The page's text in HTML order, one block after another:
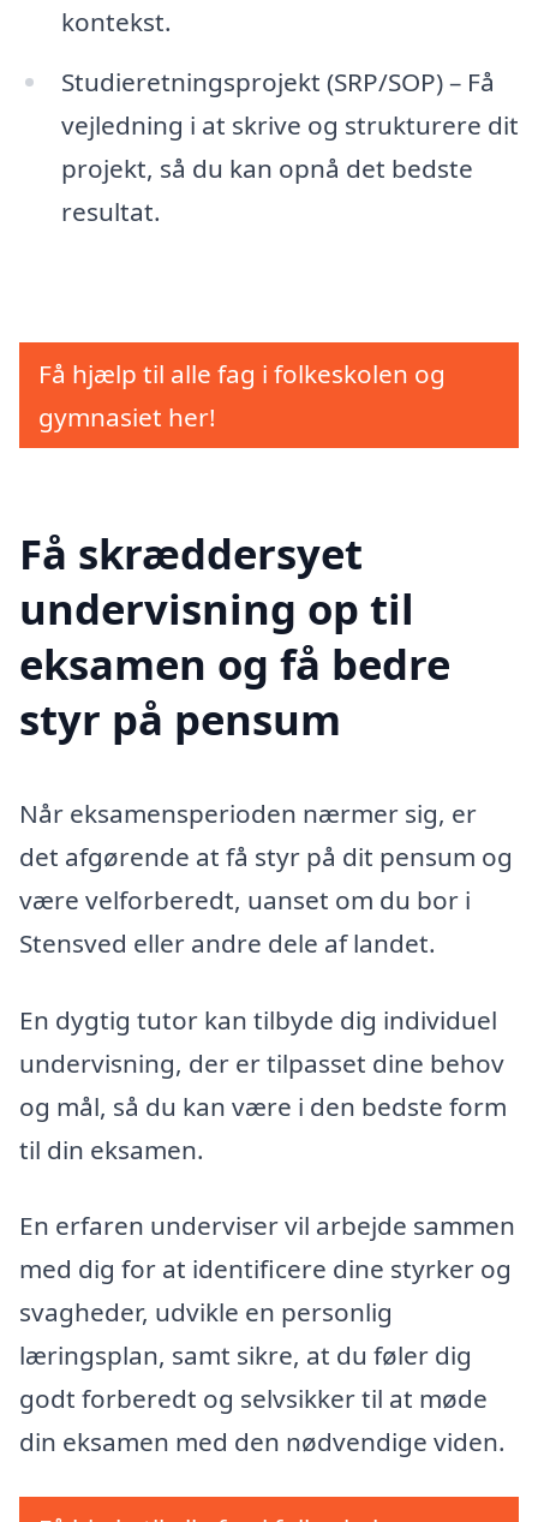
kontekst.
Studieretningsprojekt (SRP/SOP) – Få
vejledning i at skrive og strukturere dit
projekt, så du kan opnå det bedste
resultat.
Få hjælp til alle fag i folkeskolen og
gymnasiet her!
Få skræddersyet
undervisning op til
eksamen og få bedre
styr på pensum
Når eksamensperioden nærmer sig, er
det afgørende at få styr på dit pensum og
være velforberedt, uanset om du bor i
Stensved eller andre dele af landet.
En dygtig tutor kan tilbyde dig individuel
undervisning, der er tilpasset dine behov
og mål, så du kan være i den bedste form
til din eksamen.
En erfaren underviser vil arbejde sammen
med dig for at identificere dine styrker og
svagheder, udvikle en personlig
læringsplan, samt sikre, at du føler dig
godt forberedt og selvsikker til at møde
din eksamen med den nødvendige viden.